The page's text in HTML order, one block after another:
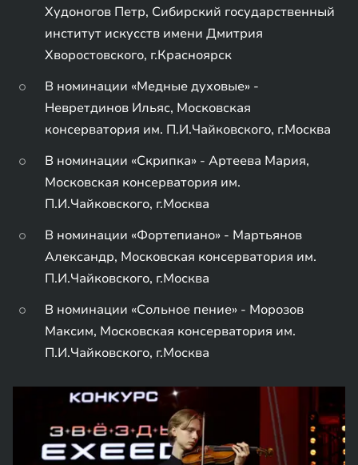
Худоногов Петр, Сибирский государственный
институт искусств имени Дмитрия
Хворостовского, г.Красноярск
В номинации «Медные духовые» -
Невретдинов Ильяс, Московская
консерватория им. П.И.Чайковского, г.Москва
В номинации «Скрипка» - Артеева Мария,
Московская консерватория им.
П.И.Чайковского, г.Москва
В номинации «Фортепиано» - Мартьянов
Александр, Московская консерватория им.
П.И.Чайковского, г.Москва
В номинации «Сольное пение» - Морозов
Максим, Московская консерватория им.
П.И.Чайковского, г.Москва